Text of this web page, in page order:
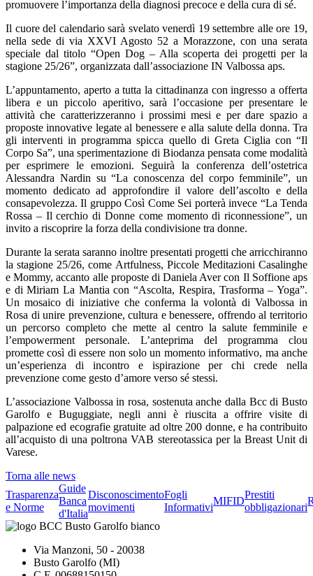
promuovere l’importanza della diagnosi precoce e della cura di sé.
Il cuore del calendario sarà svelato venerdì 19 settembre alle ore 19,
nella sede di via XXVI Agosto 52 a Morazzone, con una serata
speciale dal titolo “Open Dog – Alla scoperta dei progetti per la
stagione 25/26”, organizzata dall’associazione IN Valbossa aps.
L’appuntamento, aperto a tutta la cittadinanza con ingresso a offerta
libera e un piccolo aperitivo, sarà l’occasione per presentare le
attività che caratterizzeranno i prossimi mesi e per dare spazio a
proposte innovative legate al benessere e alla salute della donna. Tra
gli interventi in programma spicca quello di Greta Ciglia con “Il
Corpo Sa”, una sperimentazione di Biodanza pensata come modalità
per esprimere le emozioni. Seguirà la conferenza dell’ostetrica
Alessandra Nardin su “La conoscenza del corpo femminile”, un
momento dedicato ad approfondire il valore dell’ascolto e della
consapevolezza. Il gruppo Così Come Sei porterà invece “La Tenda
Rossa – Il cerchio di Donne come momento di riconnessione”, un
invito a riscoprire la forza della condivisione tra donne.
Durante la serata saranno inoltre presentati progetti che arricchiranno
la stagione 25/26, come Artfulness, Piccole Meditazioni Casalinghe
e Mommy, accanto alle proposte di Daniela Aver con Il Soffione aps
e di Miriam La Mantia con “Ascolta, Respira, Trasforma – Yoga”.
Un mosaico di iniziative che conferma la volontà di Valbossa in
Rosa di unire prevenzione, cultura e benessere, offrendo al territorio
un percorso completo che mette al centro la salute femminile e
l’empowerment personale. L’anteprima del programma clou
promette così di essere non solo un momento informativo, ma anche
un’esperienza di incontro e ispirazione per chi crede nella
prevenzione come gesto d’amore verso sé stessi.
L’associazione Valbossa in rosa, sostenuta anche dalla Bcc di Busto
Garolfo e Buguggiate, negli anni è riuscita a offrire visite di
palpazione ed ecografie gratuite ad oltre 200 donne, e ha contribuito
all’acquisto di una poltrona VAB stereotassica per la Breast Unit di
Varese.
Torna alle news
Trasparenza
e Norme
Guide
Banca
d'Italia
Disconoscimento
movimenti
Fogli
Informativi
MIFID
Prestiti
obbligazionari
Via Manzoni, 50 - 20038
Busto Garolfo (MI)